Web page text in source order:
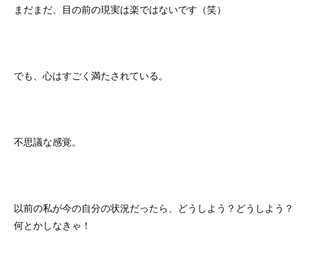
まだまだ、目の前の現実は楽ではないです（笑）
でも、心はすごく満たされている。
不思議な感覚。
以前の私が今の自分の状況だったら、どうしよう？どうしよう？
何とかしなきゃ！